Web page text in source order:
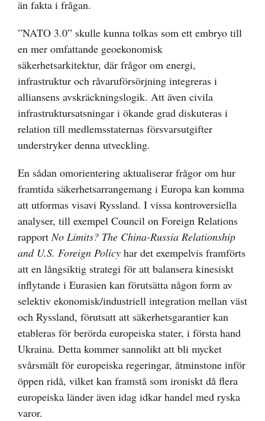
än fakta i frågan.
”NATO 3.0” skulle kunna tolkas som ett embryo till
en mer omfattande geoekonomisk
säkerhetsarkitektur, där frågor om energi,
infrastruktur och råvaruförsörjning integreras i
alliansens avskräckningslogik. Att även civila
infrastruktursatsningar i ökande grad diskuteras i
relation till medlemsstaternas försvarsutgifter
understryker denna utveckling.
En sådan omorientering aktualiserar frågor om hur
framtida säkerhetsarrangemang i Europa kan komma
att utformas visavi Ryssland. I vissa kontroversiella
analyser, till exempel Council on Foreign Relations
rapportNo Limits? The China-Russia Relationship
and U.S. Foreign Policy har det exempelvis framförts
att en långsiktig strategi för att balansera kinesiskt
inflytande i Eurasien kan förutsätta någon form av
selektiv ekonomisk/industriell integration mellan väst
och Ryssland, förutsatt att säkerhetsgarantier kan
etableras för berörda europeiska stater, i första hand
Ukraina. Detta kommer sannolikt att bli mycket
svårsmält för europeiska regeringar, åtminstone inför
öppen ridå, vilket kan framstå som ironiskt då flera
europeiska länder även idag idkar handel med ryska
varor.